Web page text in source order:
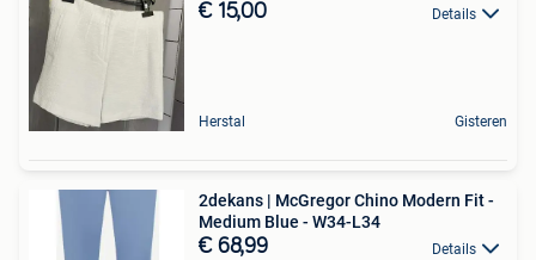
€ 15,00 Details
Herstal Gisteren
2dekans | McGregor Chino Modern Fit -
Medium Blue - W34-L34
€ 68,99 Details